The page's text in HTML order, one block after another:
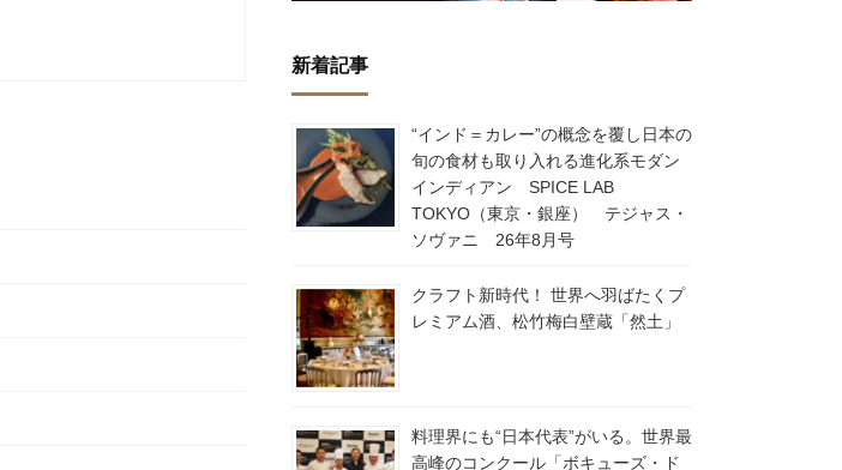
新着記事
“インド＝カレー”の概念を覆し日本の
旬の食材も取り入れる進化系モダン
インディアン SPICE LAB
TOKYO（東京・銀座） テジャス・
ソヴァニ 26年8月号
クラフト新時代！ 世界へ羽ばたくプ
レミアム酒、松竹梅白壁蔵「然土」
料理界にも“日本代表”がいる。世界最
高峰のコンクール「ボキューズ・ド